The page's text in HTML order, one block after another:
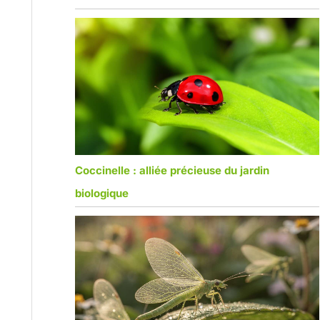
Coccinelle : alliée précieuse du jardin
biologique